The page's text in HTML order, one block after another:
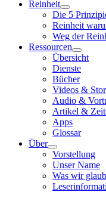
Reinheit
Die 5
Reinheit
Weg der
Ressourcen
Übersicht
Dienste
Bücher
Videos &
Audio &
Artikel &
Apps
Glossar
Über
Vorstellung
Unser Name
Was wir